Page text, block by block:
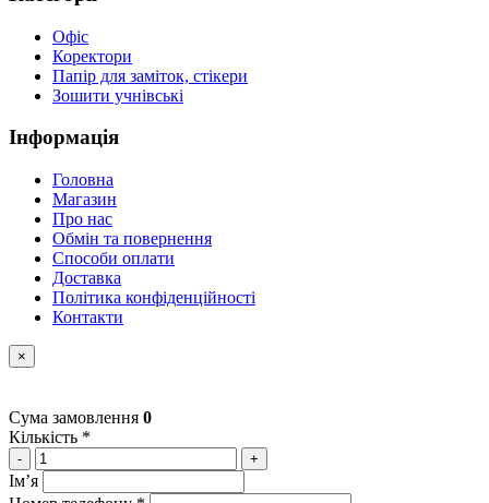
Офіс
Коректори
Папір для заміток, стікери
Зошити учнівські
Інформація
Головна
Магазин
Про нас
Обмін та повернення
Способи оплати
Доставка
Політика конфіденційності
Контакти
×
Сума замовлення 0
Кількість *
- +
Імʼя